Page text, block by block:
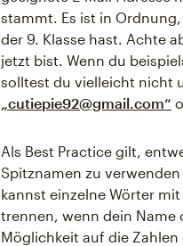
stammt. Es ist in
der 9. Klasse hast. Achte
jetzt bist. Wenn du
solltest du vielleicht nicht
„cutiepie92@gmail.com“
Als Best Practice gilt,
Spitznamen zu
kannst einzelne Wörter
trennen, wenn dein Name
Möglichkeit auf die